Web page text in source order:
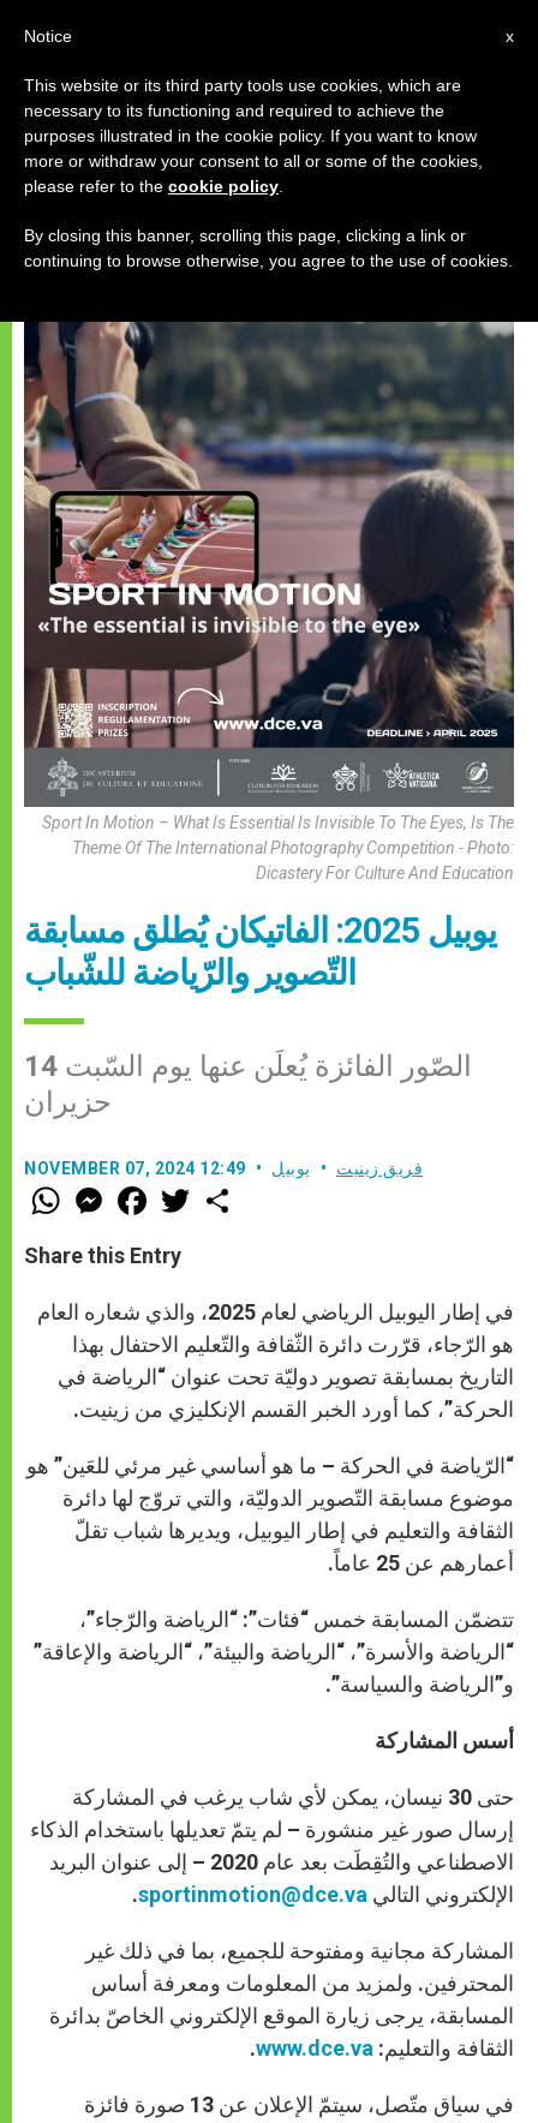
يوبيل
Sport In Motion – What Is Essential Is Invisible To The Eyes, Is The
Theme Of The International Photography Competition - Photo:
Dicastery For Culture And Education
يوبيل 2025: الفاتيكان يُطلق مسابقة
التّصوير والرّياضة للشّباب
الصّور الفائزة يُعلَن عنها يوم السّبت 14
حزيران
NOVEMBER 07, 2024 12:49 فريق زينيت يوبيل
W
h
t
s
p
p
M
e
s
e
g
e
r
F
a
e
b
o
k
w
Share this Entry
في إطار اليوبيل الرياضي لعام 2025، والذي شعاره العام
هو الرّجاء، قرّرت دائرة الثّقافة والتّعليم الاحتفال بهذا
التاريخ بمسابقة تصوير دوليّة تحت عنوان “الرياضة في
الحركة”، كما أورد الخبر القسم الإنكليزي من زينيت.
“الرّياضة في الحركة – ما هو أساسي غير مرئي للعَين” هو
موضوع مسابقة التّصوير الدوليّة، والتي تروّج لها دائرة
الثقافة والتعليم في إطار اليوبيل، ويديرها شباب تقلّ
أعمارهم عن 25 عاماً.
تتضمّن المسابقة خمس “فئات”: “الرياضة والرّجاء”،
“الرياضة والأسرة”، “الرياضة والبيئة”، “الرياضة والإعاقة”
و”الرياضة والسياسة”.
أسس المشاركة
حتى 30 نيسان، يمكن لأي شاب يرغب في المشاركة
إرسال صور غير منشورة – لم يتمّ تعديلها باستخدام الذكاء
الاصطناعي والتُقِطَت بعد عام 2020 – إلى عنوان البريد
الإلكتروني التالي sportinmotion@dce.va
.
المشاركة مجانية ومفتوحة للجميع، بما في ذلك غير
المحترفين. ولمزيد من المعلومات ومعرفة أساس
المسابقة، يرجى زيارة الموقع الإلكتروني الخاصّ بدائرة
الثقافة والتعليم: www.dce.va
.
في سياق متّصل، سيتمّ الإعلان عن 13 صورة فائزة
x
Notice
This website or its third party tools use cookies, which are
necessary to its functioning and required to achieve the
purposes illustrated in the cookie policy. If you want to know
more or withdraw your consent to all or some of the cookies,
please refer to the cookie policy
By closing this banner, scrolling this page, clicking a link or
continuing to browse otherwise, you agree to the use of cookies.